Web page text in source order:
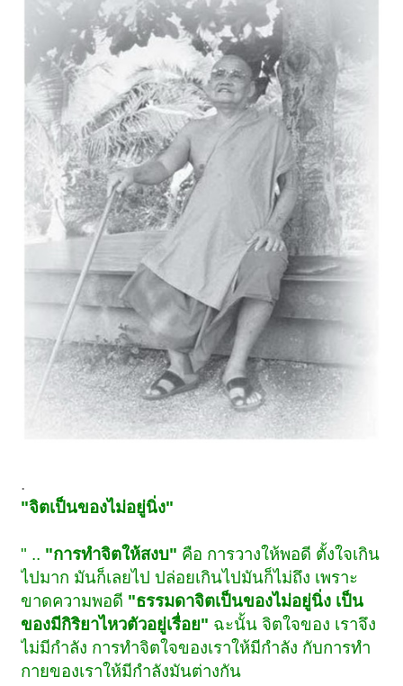
.
"จิตเป็นของไม่อยู่นิ่ง"
" .. "การทำจิตให้สงบ" คือ การวางให้พอดี ตั้งใจเกิน
ไปมาก มันก็เลยไป ปล่อยเกินไปมันก็ไม่ถึง เพราะ
ขาดความพอดี "ธรรมดาจิตเป็นของไม่อยู่นิ่ง เป็น
ของมีกิริยาไหวตัวอยู่เรื่อย" ฉะนั้น จิตใจของ เราจึง
ไม่มีกำลัง การทำจิตใจของเราให้มีกำลัง กับการทำ
กายของเราให้มีกำลังมันต่างกัน